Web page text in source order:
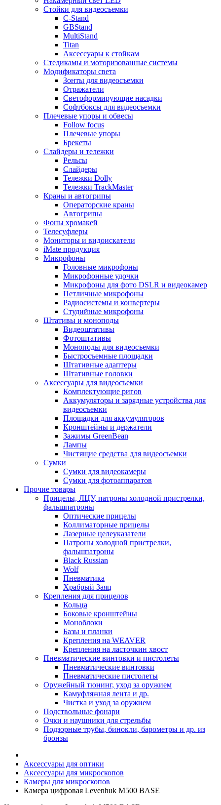
Стойки для видеосъемки
C-Stand
GBStand
MultiStand
Titan
Аксессуары к стойкам
Стедикамы и моторизованные системы
Модификаторы света
Зонты для видеосъемки
Отражатели
Светоформирующие насадки
Софтбоксы для видеосъемки
Плечевые упоры и обвесы
Follow focus
Плечевые упоры
Брекеты
Слайдеры и тележки
Рельсы
Слайдеры
Тележки Dolly
Тележки TrackMaster
Краны и автогрипы
Операторские краны
Автогрипы
Фоны хромакей
Телесуфлеры
Мониторы и видоискатели
iMate продукция
Микрофоны
Головные микрофоны
Микрофонные удочки
Микрофоны для фото DSLR и видеокамер
Петличные микрофоны
Радиосистемы и конвертеры
Студийные микрофоны
Штативы и моноподы
Видеоштативы
Фотоштативы
Моноподы для видеосъемки
Быстросъемные площадки
Штативные адаптеры
Штативные головки
Аксессуары для видеосъемки
Комплектующие ригов
Аккумуляторы и зарядные устройства для
видеосъемки
Площадки для аккумуляторов
Кронштейны и держатели
Зажимы GreenBean
Лампы
Чистящие средства для видеосъемки
Сумки
Сумки для видеокамеры
Сумки для фотоаппаратов
Прочие товары
Прицелы, ЛЦУ, патроны холодной пристрелки,
фальшпатроны
Оптические прицелы
Коллиматорные прицелы
Лазерные целеуказатели
Патроны холодной пристрелки,
фальшпатроны
Black Russian
Wolf
Пневматика
Храбрый Заяц
Крепления для прицелов
Кольца
Боковые кронштейны
Моноблоки
Базы и планки
Крепления на WEAVER
Крепления на ласточкин хвост
Пневматические винтовки и пистолеты
Пневматические винтовки
Пневматические пистолеты
Оружейный тюнинг, уход за оружием
Камуфляжная лента и др.
Чистка и уход за оружием
Подствольные фонари
Очки и наушники для стрельбы
Подзорные трубы, бинокли, барометры и др. из
бронзы
Аксессуары для оптики
Аксессуары для микроскопов
Камеры для микроскопов
Камера цифровая Levenhuk M500 BASE